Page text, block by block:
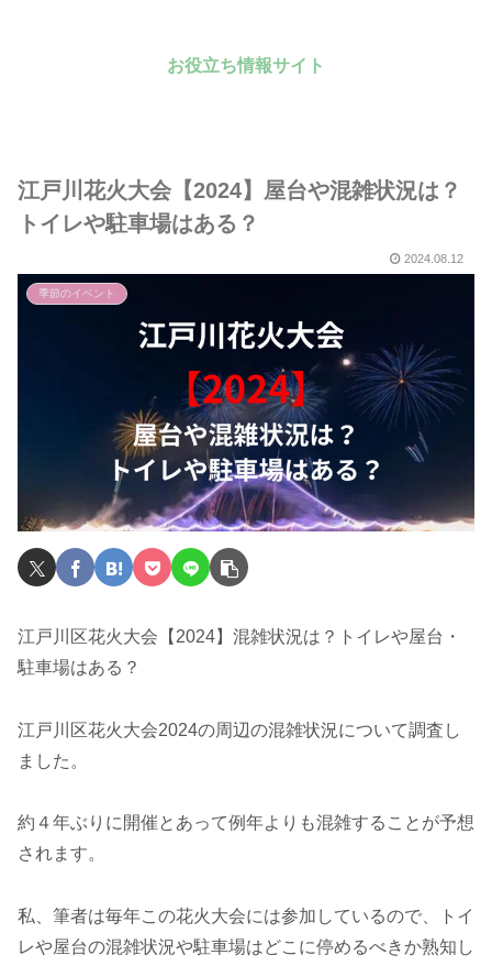
お役立ち情報サイト
江戸川花火大会【2024】屋台や混雑状況は？
トイレや駐車場はある？
2024.08.12
季節のイベント
江戸川区花火大会【2024】混雑状況は？トイレや屋台・
駐車場はある？
江戸川区花火大会2024の周辺の混雑状況について調査し
ました。
約４年ぶりに開催とあって例年よりも混雑することが予想
されます。
私、筆者は毎年この花火大会には参加しているので、トイ
レや屋台の混雑状況や駐車場はどこに停めるべきか熟知し